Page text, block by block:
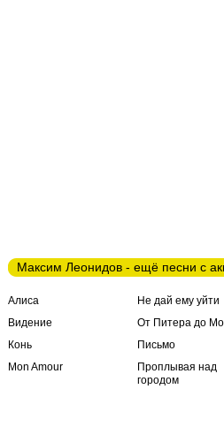
Максим Леонидов - ещё песни с
Алиса
Видение
Конь
Mon Amour
Не дай ему уйти
От Питера до
Письмо
Проплывая над
городом